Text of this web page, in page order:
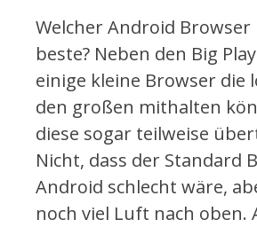
Welcher Android Browser
beste? Neben den Big
einige kleine Browser die
den großen mithalten
diese sogar teilweise
Nicht, dass der Standard
Android schlecht wäre,
noch viel Luft nach oben.